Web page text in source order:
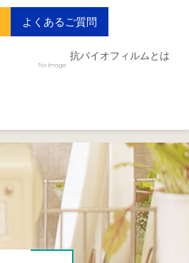
よくあるご質問
抗バイオフィルムとは